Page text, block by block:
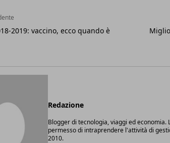
2019: vaccino, ecco quando è
Redazione
Blogger di tecnologia, viaggi ed
permesso di intraprendere l'attività di
2010.